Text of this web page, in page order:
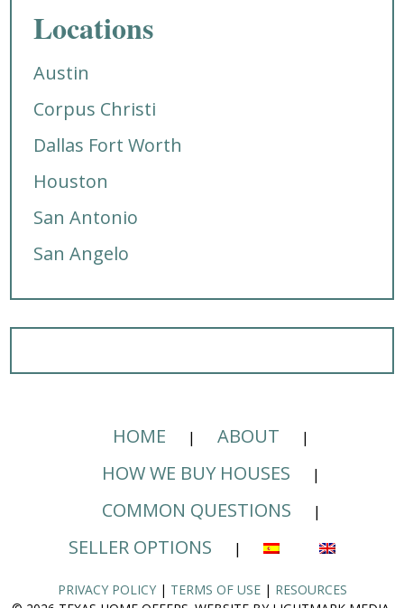
Locations
Austin
Corpus Christi
Dallas Fort Worth
Houston
San Antonio
San Angelo
HOME
ABOUT
HOW WE BUY HOUSES
COMMON QUESTIONS
SELLER OPTIONS
PRIVACY POLICY| TERMS OF USE| RESOURCES